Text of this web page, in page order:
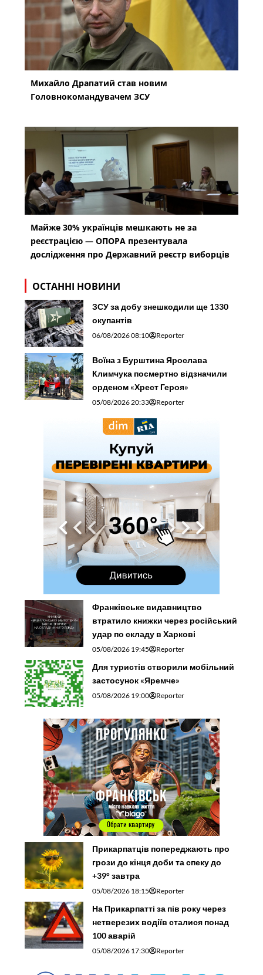
Михайло Драпатий став новим
Головнокомандувачем ЗСУ
Майже 30% українців мешкають не за
реєстрацією — ОПОРА презентувала
дослідження про Державний реєстр виборців
ОСТАННІ НОВИНИ
ЗСУ за добу знешкодили ще 1330
окупантів
06/08/2026 08:10 Reporter
Воїна з Бурштина Ярослава
Климчука посмертно відзначили
орденом «Хрест Героя»
05/08/2026 20:33 Reporter
Франківське видавництво
втратило книжки через російський
удар по складу в Харкові
05/08/2026 19:45 Reporter
Для туристів створили мобільний
застосунок «Яремче»
05/08/2026 19:00 Reporter
Прикарпатців попереджають про
грози до кінця доби та спеку до
+39° завтра
05/08/2026 18:15 Reporter
На Прикарпатті за пів року через
нетверезих водіїв сталися понад
100 аварій
05/08/2026 17:30 Reporter